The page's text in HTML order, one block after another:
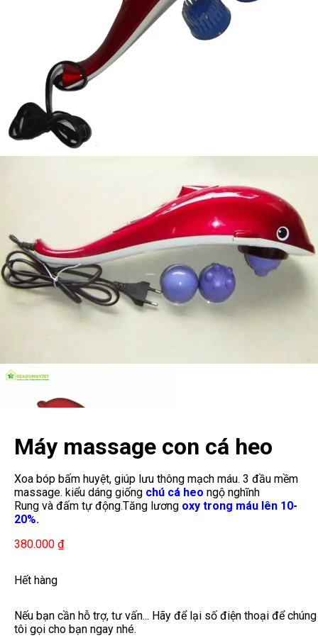
Máy massage con cá heo
cầm tay Energy King LC
2002e
Xoa bóp bấm huyệt, giúp lưu thông mạch máu. 3 đầu mềm
massage. kiểu dáng giống chú cá heo ngộ nghĩnh
Rung và đấm tự động.Tăng lương oxy trong máu lên 10-
20%.
380.000 ₫
Hết hàng
Nếu bạn cần hỗ trợ, tư vấn... Hãy để lại số điện thoại để chúng
tôi gọi cho bạn ngay nhé.